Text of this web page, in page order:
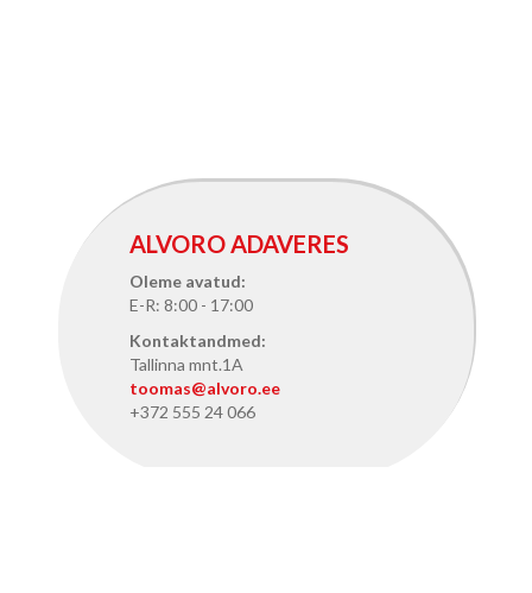
ALVORO ADAVERES
Oleme avatud:
E-R: 8:00 - 17:00
Kontaktandmed:
Tallinna mnt.1A
toomas@alvoro.ee
+372 555 24 066